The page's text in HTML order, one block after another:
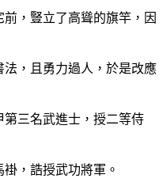
，豎立了高聳的旗竿，因
，且勇力過人，於是改應
第三名武進士，授二等侍
，誥授武功將軍。